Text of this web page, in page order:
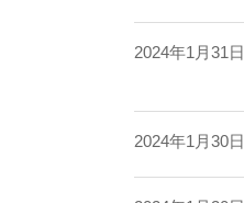
2024年1月31日
2024年1月30日